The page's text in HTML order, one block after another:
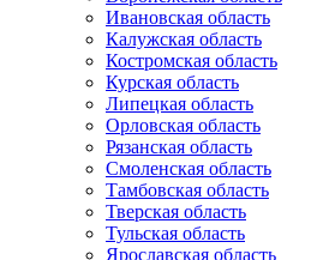
Ивановская область
Калужская область
Костромская область
Курская область
Липецкая область
Орловская область
Рязанская область
Смоленская область
Тамбовская область
Тверская область
Тульская область
Ярославская область